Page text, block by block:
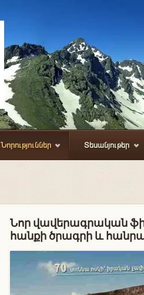
Նորություններ Տեսանյութեր
Նոր վավերագրական
հանքի ծրագրի և